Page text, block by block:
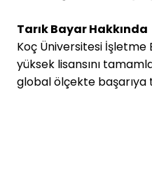
Tarık Bayar Hakkında
Koç Üniversitesi İşletme
yüksek lisansını
global ölçekte başarıya